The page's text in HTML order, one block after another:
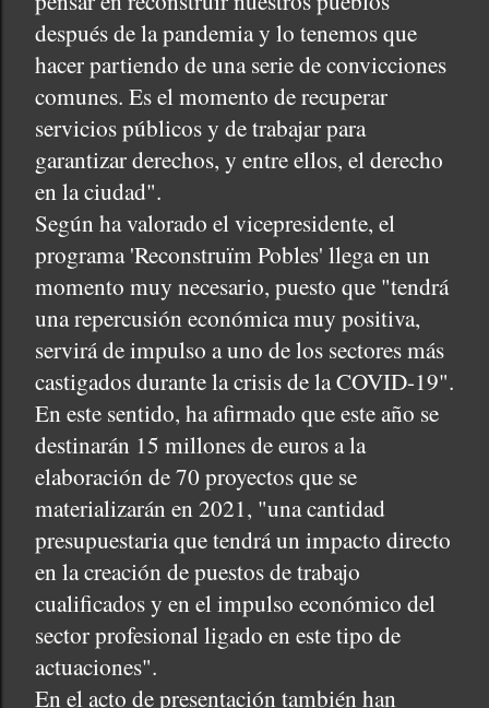
después de la pandemia y lo tenemos que
hacer partiendo de una serie de convicciones
comunes. Es el momento de recuperar
servicios públicos y de trabajar para
garantizar derechos, y entre ellos, el derecho
en la ciudad".
Según ha valorado el vicepresidente, el
programa 'Reconstruïm Pobles' llega en un
momento muy necesario, puesto que "tendrá
una repercusión económica muy positiva,
servirá de impulso a uno de los sectores más
castigados durante la crisis de la COVID-19".
En este sentido, ha afirmado que este año se
destinarán 15 millones de euros a la
elaboración de 70 proyectos que se
materializarán en 2021, "una cantidad
presupuestaria que tendrá un impacto directo
en la creación de puestos de trabajo
cualificados y en el impulso económico del
sector profesional ligado en este tipo de
actuaciones".
En el acto de presentación también han